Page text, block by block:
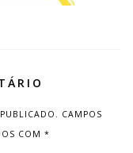
CAMPOS
COM *